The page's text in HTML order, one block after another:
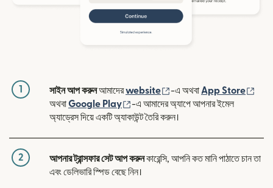
1 সাইন আপ করুনআমাদেরwebsite (নতুন উইন্ডোতে খুলবে)
-এ অথবাApp Store
অথবাGoogle Play (নতুন উইন্ডোতে খুলবে)
-এ আমাদের অ্যাপে আপনার ইমেল
অ্যাড্রেস দিয়ে একটি অ্যাকাউন্ট তৈরি করুন।
2 আপনার ট্রান্সফার সেট আপ করুনকারেন্সি, আপনি কত মানি পাঠাতে চান তা
এবং ডেলিভারি স্পিড বেছে নিন।